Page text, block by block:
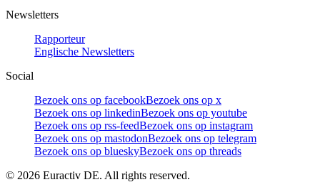
Newsletters
Rapporteur
Englische Newsletters
Social
Bezoek ons op facebookBezoek ons op x
Bezoek ons op linkedinBezoek ons op youtube
Bezoek ons op rss-feedBezoek ons op instagram
Bezoek ons op mastodonBezoek ons op telegram
Bezoek ons op blueskyBezoek ons op threads
© 2026 Euractiv DE. All rights reserved.